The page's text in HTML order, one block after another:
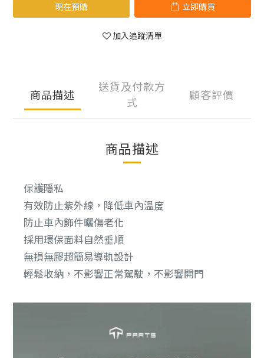
現在預購 立即購買
加入追蹤清單
商品描述
送貨及付款方
式
顧客評價
商品描述
保護隱私
有效防止紫外線，降低車內溫度
防止車內飾件曬傷老化
採用環保面料自然垂順
無損無膠超簡易導軌設計
輕鬆收納，不影響正常駕駛，不影響開門